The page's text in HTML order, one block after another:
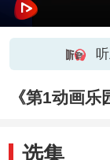
《第1动画
选集